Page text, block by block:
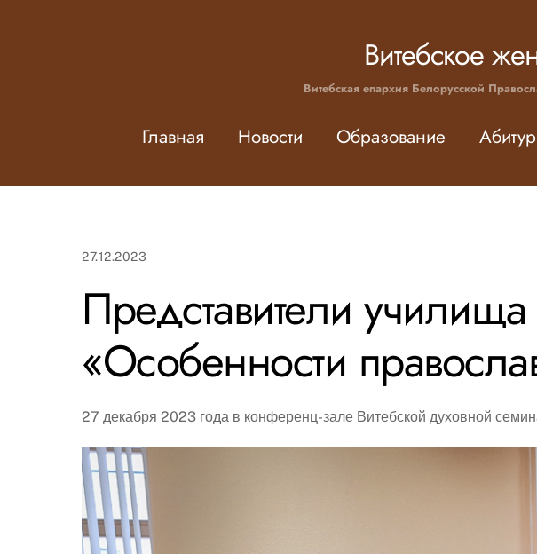
Витебское
Витебская епархия Белорусской
Главная Новости Образование
27.12.2023
Представители
«Особенности
27 декабря 2023 года в конференц-зале Витебской духовной